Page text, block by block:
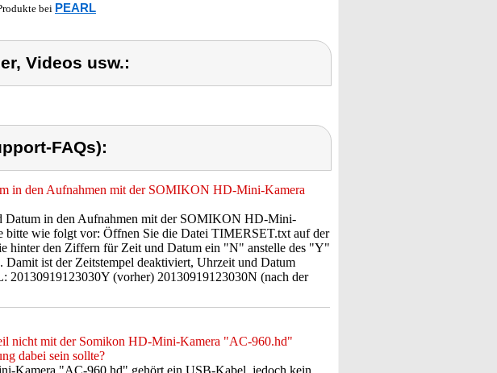
bei PEARL
Videos usw.:
FAQs):
in den Aufnahmen mit der SOMIKON HD-Mini-Kamera
Datum in den Aufnahmen mit der SOMIKON HD-Mini-
bitte wie folgt vor: Öffnen Sie die Datei TIMERSET.txt auf der
hinter den Ziffern für Zeit und Datum ein "N" anstelle des "Y"
Damit ist der Zeitstempel deaktiviert, Uhrzeit und Datum
20130919123030Y (vorher) 20130919123030N (nach der
nicht mit der Somikon HD-Mini-Kamera "AC-960.hd"
dabei sein sollte?
Kamera "AC-960.hd" gehört ein USB-Kabel, jedoch kein